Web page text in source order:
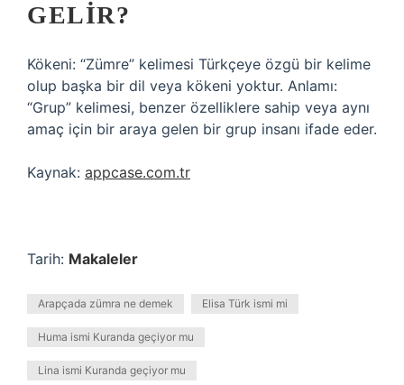
GELIR?
Kökeni: “Zümre” kelimesi Türkçeye özgü bir kelime
olup başka bir dil veya kökeni yoktur. Anlamı:
“Grup” kelimesi, benzer özelliklere sahip veya aynı
amaç için bir araya gelen bir grup insanı ifade eder.
Kaynak: appcase.com.tr
Tarih: Makaleler
Arapçada zümra ne demek Elisa Türk ismi mi
Huma ismi Kuranda geçiyor mu
Lina ismi Kuranda geçiyor mu